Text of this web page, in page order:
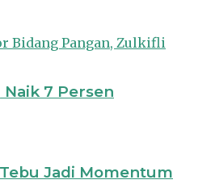
7 Persen
Jadi Momentum